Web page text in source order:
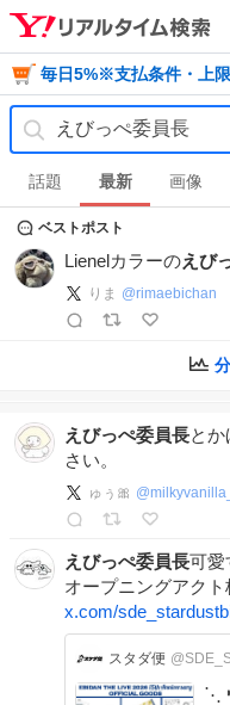
毎日5%※支払条件・上
話題 最新 画像
ベストポスト
Lienelカラーのえび
りま @rimaebichan
えびっぺ委員長と
さい。
ゅぅ🎀 @
えびっぺ委員長可愛
オープニングアク
x.com/
スタダ便
⋱